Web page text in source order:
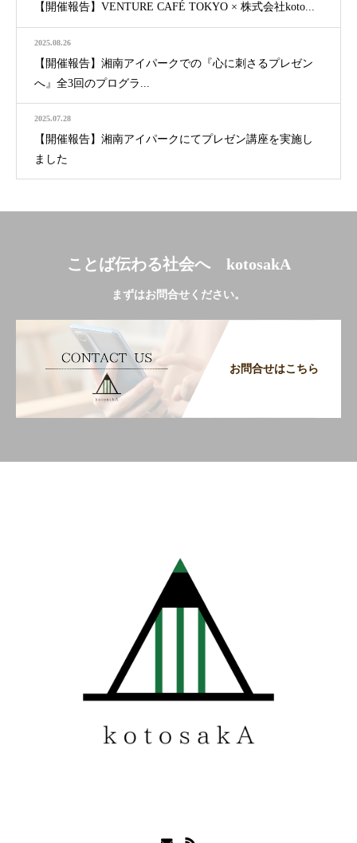
【開催報告】VENTURE CAFÉ TOKYO × 株式会社koto...
2025.08.26
【開催報告】湘南アイパークでの『心に刺さるプレゼン
へ』全3回のプログラ...
2025.07.28
【開催報告】湘南アイパークにてプレゼン講座を実施し
ました
ことば伝わる社会へ kotosakA
まずはお問合せください。
お問合せはこちら